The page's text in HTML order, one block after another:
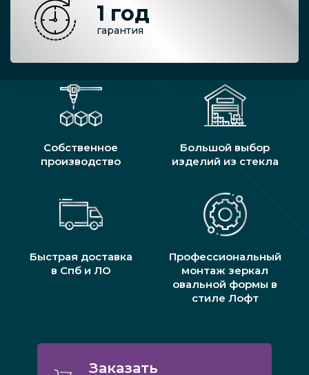
1 год
гарантия
Собственное
производство
Большой выбор
изделий из стекла
Быстрая доставка
в Спб и ЛО
Профессиональный
монтаж зеркал
овальной формы в
стиле Лофт
Заказать